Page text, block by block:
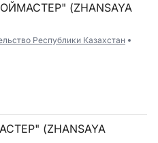
(ZHANSAYA
Республики Казахстан
(ZHANSAYA